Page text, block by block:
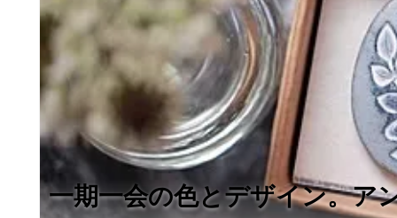
一期一会の色とデザイン。ア